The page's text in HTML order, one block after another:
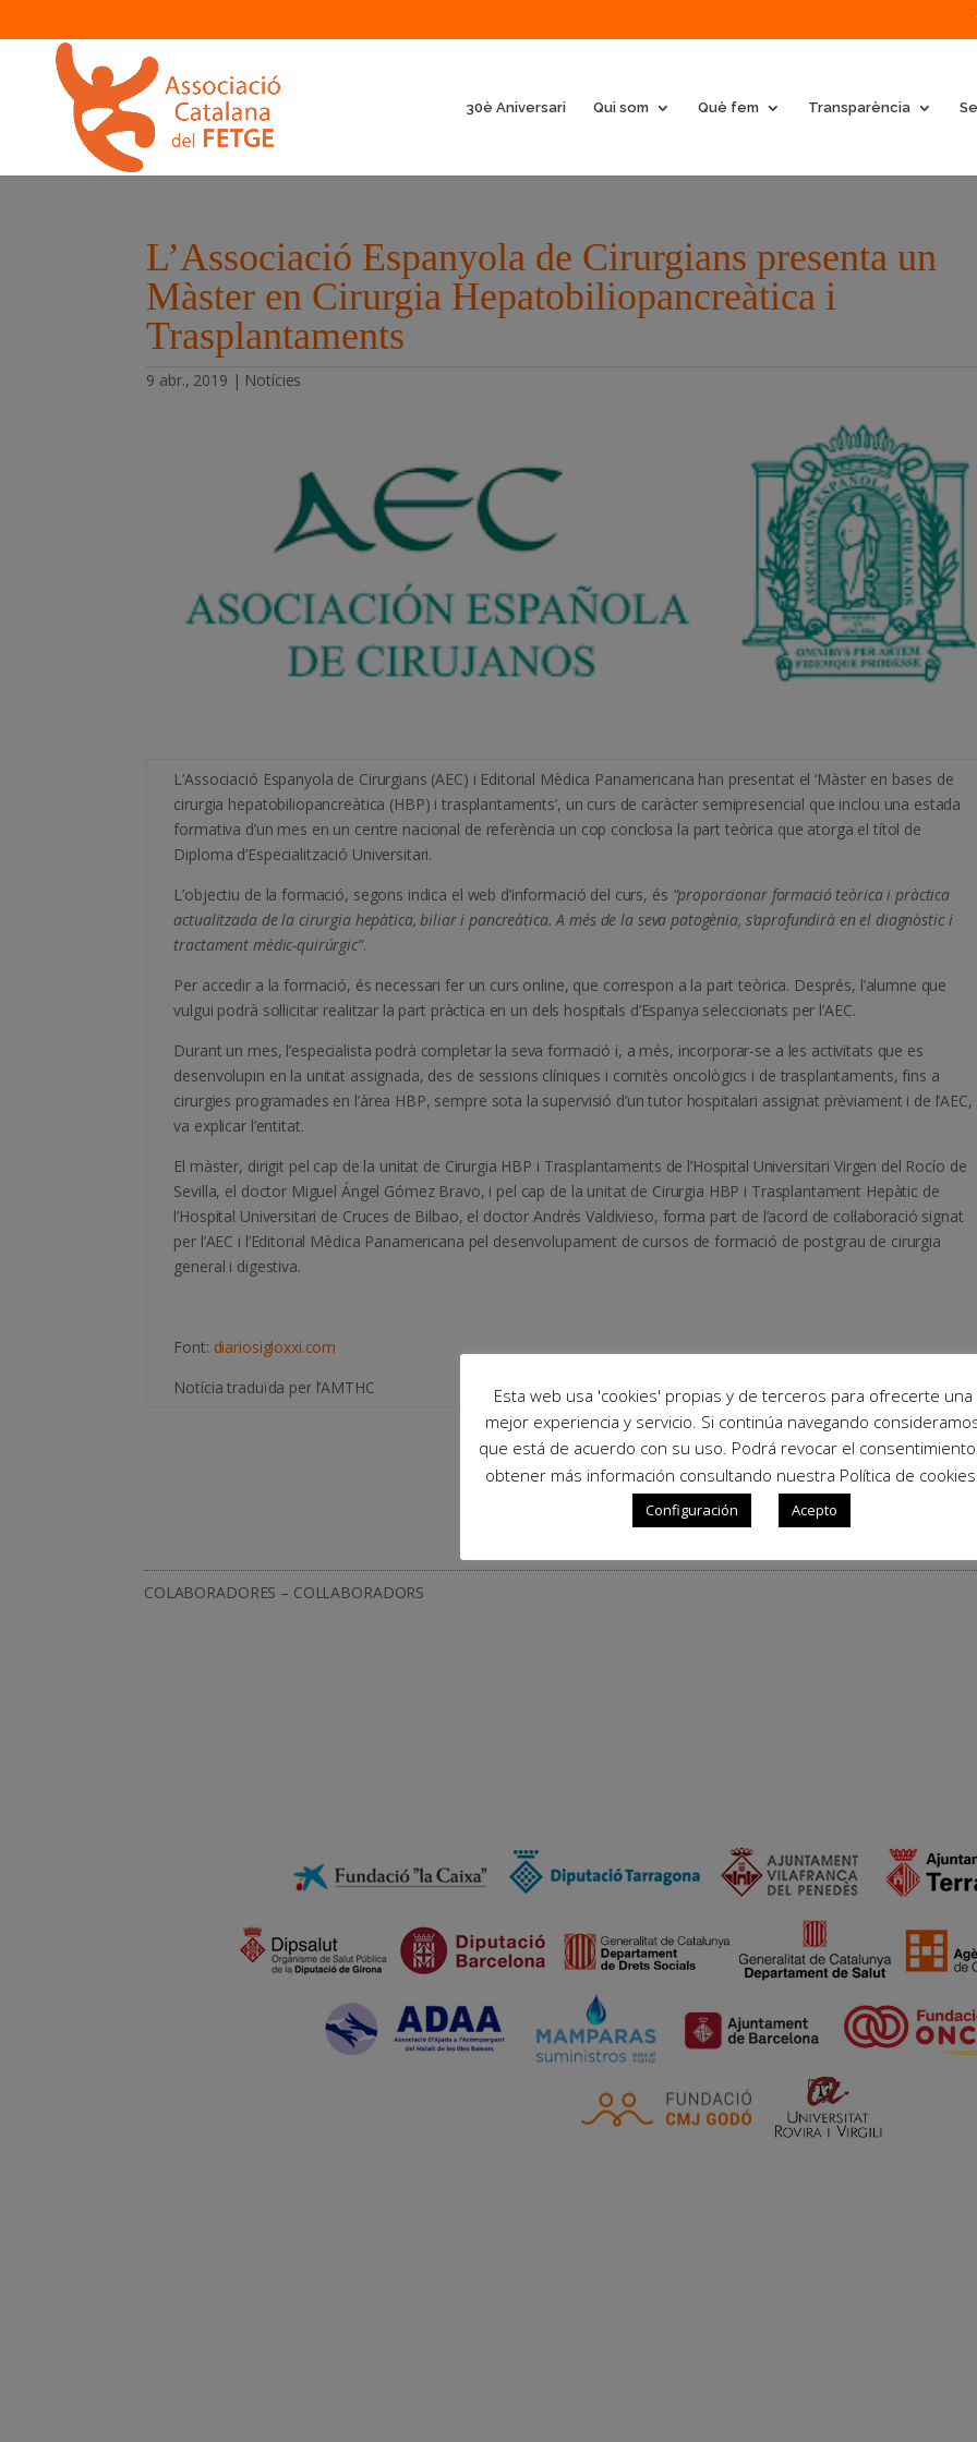
30è Aniversari Qui som Què fem Transparència
L’Associació Espanyola de Cirurgians presenta un
Màster en Cirurgia Hepatobiliopancreàtica i
Trasplantaments
9 abr., 2019 | Notícies
L’Associació Espanyola de Cirurgians (AEC) i Editorial Mèdica Panamericana han presentat el ‘Màster en bases de
cirurgia hepatobiliopancreàtica (HBP) i trasplantaments’, un curs de caràcter semipresencial que inclou una estada
formativa d’un mes en un centre nacional de referència un cop conclosa la part teòrica que atorga el títol de
Diploma d’Especialització Universitari.
L’objectiu de la formació, segons indica el web d’informació del curs, és “proporcionar formació teòrica i pràctica
actualitzada de la cirurgia hepàtica, biliar i pancreàtica. A més de la seva patogènia, s’aprofundirà en el diagnòstic i
tractament mèdic-quirúrgic”.
Per accedir a la formació, és necessari fer un curs online, que correspon a la part teòrica. Després, l’alumne que
vulgui podrà sol·licitar realitzar la part pràctica en un dels hospitals d’Espanya seleccionats per l’AEC.
Durant un mes, l’especialista podrà completar la seva formació i, a més, incorporar-se a les activitats que es
desenvolupin en la unitat assignada, des de sessions clíniques i comitès oncològics i de trasplantaments, fins a
cirurgies programades en l’àrea HBP, sempre sota la supervisió d’un tutor hospitalari assignat prèviament i de l’AEC,
va explicar l’entitat.
El màster, dirigit pel cap de la unitat de Cirurgia HBP i Trasplantaments de l’Hospital Universitari Virgen del Rocío de
Sevilla, el doctor Miguel Ángel Gómez Bravo, i pel cap de la unitat de Cirurgia HBP i Trasplantament Hepàtic de
l’Hospital Universitari de Cruces de Bilbao, el doctor Andrés Valdivieso, forma part de l’acord de col·laboració signat
per l’AEC i l’Editorial Mèdica Panamericana pel desenvolupament de cursos de formació de postgrau de cirurgia
general i digestiva.
Font: diariosigloxxi.com
Notícia traduïda per l’AMTHC
COLABORADORES – COL·LABORADORS
Esta web usa 'cookies' propias y de terceros para ofrecerte una
mejor experiencia y servicio. Si continúa navegando
que está de acuerdo con su uso. Podrá revocar el
obtener más información consultando nuestra Política de
Configuración Acepto